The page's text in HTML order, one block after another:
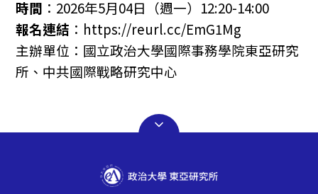
時間 ： 2026年5月04日（週一） 12:20-14:00
報名連結 ： https://reurl.cc/EmG1Mg
主辦單位：國立政治大學國際事務學院東亞研究
所、中共國際戰略研究中心